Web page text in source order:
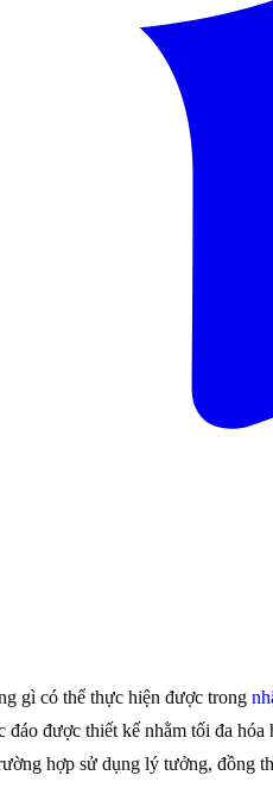
gì có thể thực hiện được trong
được thiết kế nhằm tối đa hóa
hợp sử dụng lý tưởng,